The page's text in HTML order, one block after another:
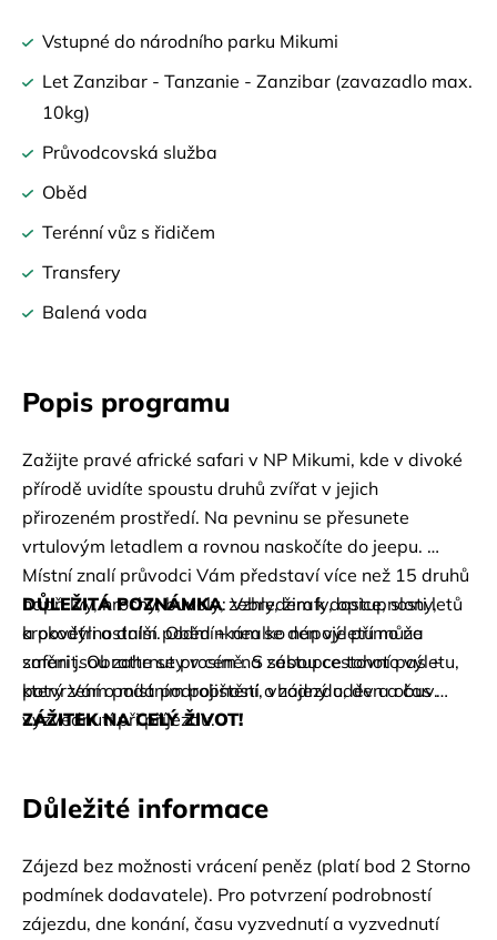
Vstupné do národního parku Mikumi
Let Zanzibar - Tanzanie - Zanzibar (zavazadlo max.
10kg)
Průvodcovská služba
Oběd
Terénní vůz s řidičem
Transfery
Balená voda
Popis programu
Zažijte pravé africké safari v NP Mikumi, kde v divoké
přírodě uvidíte spoustu druhů zvířat v jejich
přirozeném prostředí. Na pevninu se přesunete
vrtulovým letadlem a rovnou naskočíte do jeepu.
Místní znalí průvodci Vám představí více než 15 druhů
např: lvy, hrochy, buvoly, zebry, žirafy, opice, slony,
krokodýli a další. Oběd + nealko nápoje přímo na
safari jsou zahrnuty v ceně. S sebou cestovní pas +
potvrzení o místním pojištění, vhodný oděv a obuv.
ZÁŽITEK NA CELÝ ŽIVOT!
DŮLEŽITÁ POZNÁMKA: Vzhledem k dostupnosti letů
a povětrnostním podmínkám se den výletu může
změnit. Obraťte se prosím na zástupce tohoto výletu,
který Vám podá podrobnosti o zájezdu, den a čas
vyzvednutí při příjezdu.
Důležité informace
Zájezd bez možnosti vrácení peněz (platí bod 2 Storno
podmínek dodavatele). Pro potvrzení podrobností
zájezdu, dne konání, času vyzvednutí a vyzvednutí